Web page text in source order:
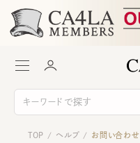
TOP / ヘルプ / お問い合わせ